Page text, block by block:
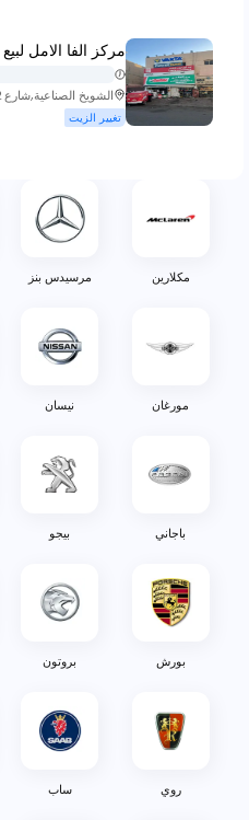
مكلارين مرسيدس بنز
مورغان نيسان
باجاني بيجو
بورش بروتون
روي ساب
الشويخ الصناعية,شارع 52، الشويخ الصناعية
تغيير الزيت